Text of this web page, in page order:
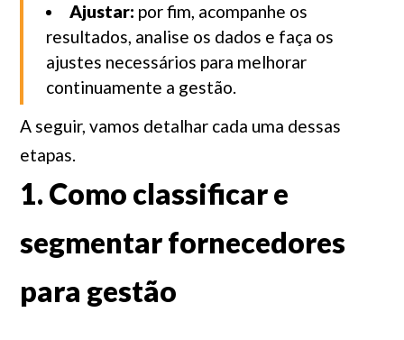
Ajustar: por fim, acompanhe os
resultados, analise os dados e faça os
ajustes necessários para melhorar
continuamente a gestão.
A seguir, vamos detalhar cada uma dessas
etapas.
1. Como classificar e
segmentar fornecedores
para gestão